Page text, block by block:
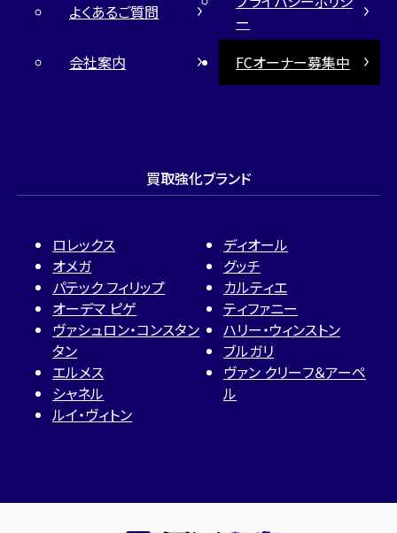
よくあるご質問
ー
会社案内
FCオーナー募集中
買取強化ブランド
ロレックス
オメガ
パテック フィリップ
オーデマ ピゲ
ヴァシュロン・コンスタン
タン
エルメス
シャネル
ルイ・ヴィトン
ディオール
グッチ
カルティエ
ティファニー
ハリー・ウィンストン
ブルガリ
ヴァン クリーフ＆アーペ
ル